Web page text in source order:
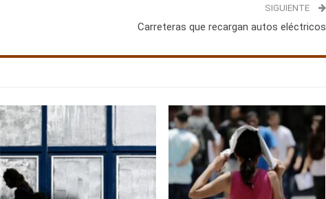
SIGUIENTE
Carreteras que recargan autos eléctricos